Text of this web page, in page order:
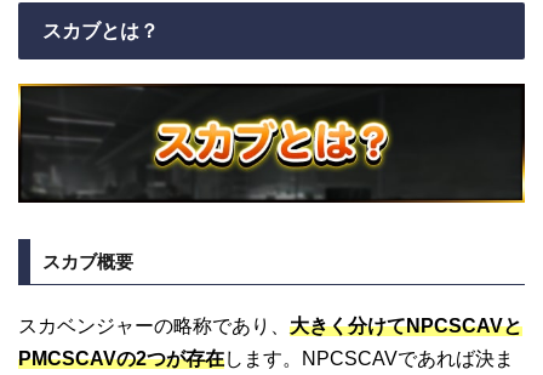
スカブとは？
スカブ概要
スカベンジャーの略称であり、 大きく分けてNPCSCAVと
PMCSCAVの2つが存在します。NPCSCAVであれば決ま